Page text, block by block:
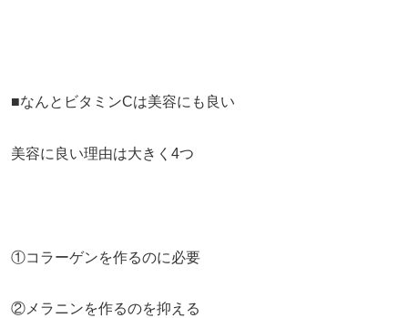
■なんとビタミンCは美容にも良い
美容に良い理由は大きく4つ
①コラーゲンを作るのに必要
②メラニンを作るのを抑える